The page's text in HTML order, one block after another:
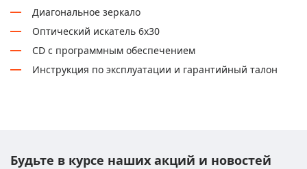
Диагональное зеркало
Оптический искатель 6х30
CD с программным обеспечением
Инструкция по эксплуатации и гарантийный талон
Будьте в курсе наших акций и новостей